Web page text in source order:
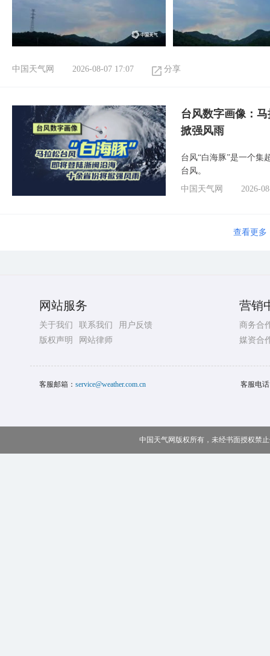
中国天气网 2026-08-07 17:07 分享
台风数字画像：
掀强风雨
台风“白海豚”是一个集
台风。
中国天气网
2026-
查看更多
网站服务
关于我们 联系我们
用户反馈
版权声明
网站律师
营销
商务合
媒资合
客服邮箱： service@weather.com.cn 客服电
中国天气网版权所有，未经书面授权